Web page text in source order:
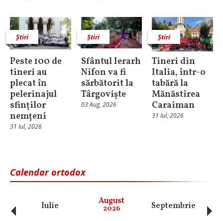
Știri
Peste 100 de
tineri au
plecat în
pelerinajul
sfinților
nemțeni
31 Iul, 2026
Știri
Sfântul Ierarh
Nifon va fi
sărbătorit la
Târgoviște
03 Aug, 2026
Știri
Tineri din
Italia, într-o
tabără la
Mănăstirea
Caraiman
31 Iul, 2026
Calendar ortodox
Iulie August
2026 Septembrie
‹